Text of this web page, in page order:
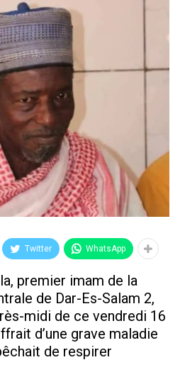
Twitter WhatsApp
premier imam de la
de Dar-Es-Salam 2,
midi de ce vendredi 16
d’une grave maladie
de respirer